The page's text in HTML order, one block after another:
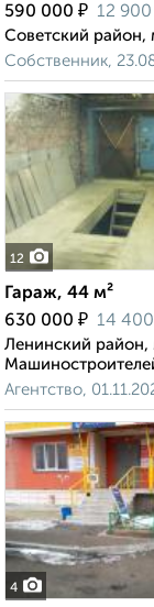
590 000 ₽ 12 900
Советский
Собственник,
12
Гараж, 44 м²
630 000 ₽ 14 400
Ленинский
Агентство,
4